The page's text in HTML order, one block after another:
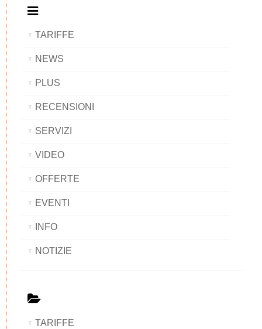
TARIFFE
NEWS
PLUS
RECENSIONI
SERVIZI
VIDEO
OFFERTE
EVENTI
INFO
NOTIZIE
TARIFFE